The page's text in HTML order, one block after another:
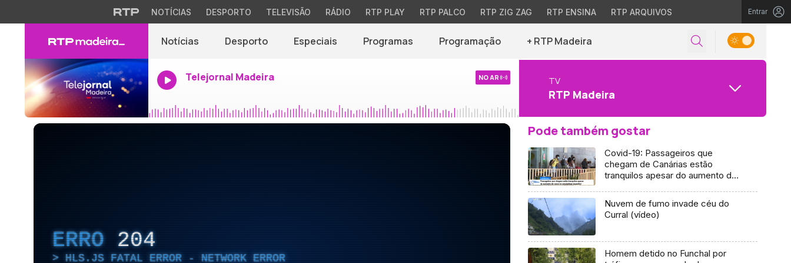
NOTÍCIAS DESPORTO TELEVISÃO RÁDIO RTP PLAY RTP PALCO RTP ZIG ZAG RTP ENSINA RTP ARQUIVOS Entrar
Notícias Desporto Especiais Programas Programação + RTP Madeira
Telejornal Madeira NO AR TV
RTP Madeira
ERRO 204
HLS.JS FATAL ERROR - NETWORK ERROR
Pode também gostar
Covid-19: Passageiros que
chegam de Canárias estão
tranquilos apesar do aumento de
Nuvem de fumo invade céu do
Curral (vídeo)
Homem detido no Funchal por